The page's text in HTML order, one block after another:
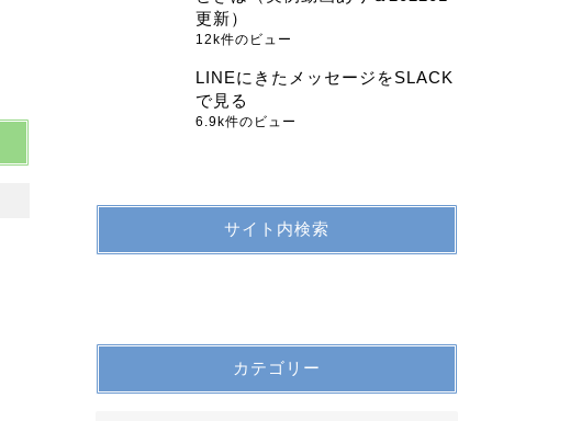
更新）
12k件のビュー
LINEにきたメッセージをSLACK
で見る
6.9k件のビュー
サイト内検索
カテゴリー